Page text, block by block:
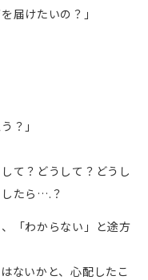
届けたいの？」
？」
て？どうして？どうし
たら….？
「わからない」と途方
ないかと、心配したこ